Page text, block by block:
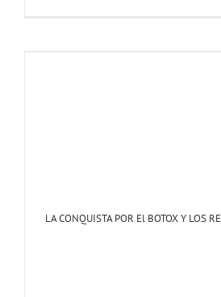
LA CONQUISTA POR El BOTOX Y LOS